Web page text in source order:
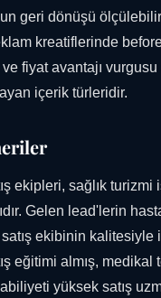
geri dönüşü
kreatiflerinde
ve fiyat avantajı
içerik türleridir.
ekipleri, sağlık turizmi
Gelen lead'lerin
ekibinin kalitesiyle
eğitimi almış, medikal
yüksek satış